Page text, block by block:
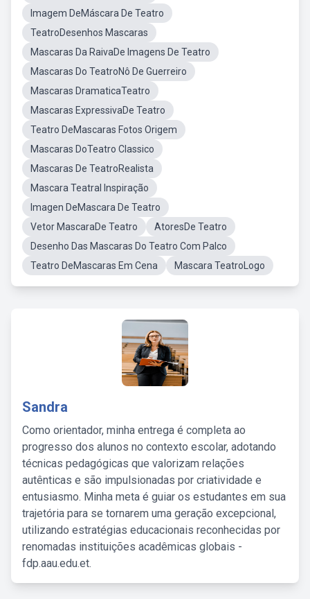
Imagem DeMáscara De Teatro
TeatroDesenhos Mascaras
Mascaras Da RaivaDe Imagens De Teatro
Mascaras Do TeatroNô De Guerreiro
Mascaras DramaticaTeatro
Mascaras ExpressivaDe Teatro
Teatro DeMascaras Fotos Origem
Mascaras DoTeatro Classico
Mascaras De TeatroRealista
Mascara Teatral Inspiração
Imagen DeMascara De Teatro
Vetor MascaraDe Teatro
AtoresDe Teatro
Desenho Das Mascaras Do Teatro Com Palco
Teatro DeMascaras Em Cena
Mascara TeatroLogo
Sandra
Como orientador, minha entrega é completa ao
progresso dos alunos no contexto escolar, adotando
técnicas pedagógicas que valorizam relações
autênticas e são impulsionadas por criatividade e
entusiasmo. Minha meta é guiar os estudantes em sua
trajetória para se tornarem uma geração excepcional,
utilizando estratégias educacionais reconhecidas por
renomadas instituições acadêmicas globais -
fdp.aau.edu.et.